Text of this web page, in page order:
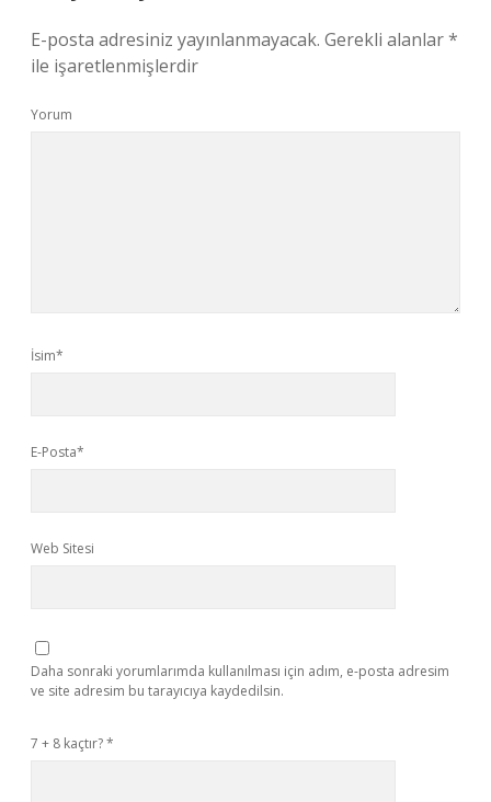
E-posta adresiniz yayınlanmayacak. Gerekli alanlar*
ile işaretlenmişlerdir
Yorum
İsim*
E-Posta*
Web Sitesi
Daha sonraki yorumlarımda kullanılması için adım, e-posta adresim
ve site adresim bu tarayıcıya kaydedilsin.
7 + 8 kaçtır?*